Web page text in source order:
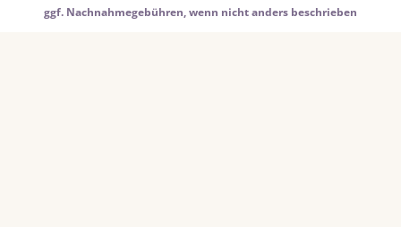
ggf. Nachnahmegebühren, wenn nicht anders beschrieben